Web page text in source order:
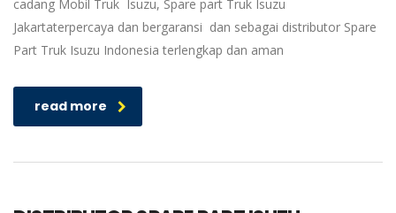
cadang Mobil Truk Isuzu, Spare part Truk Isuzu
Jakartaterpercaya dan bergaransi dan sebagai distributor Spare
Part Truk Isuzu Indonesia terlengkap dan aman
read more